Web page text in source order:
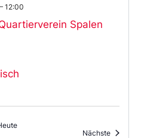
Spalen
– 12:00
Nächste